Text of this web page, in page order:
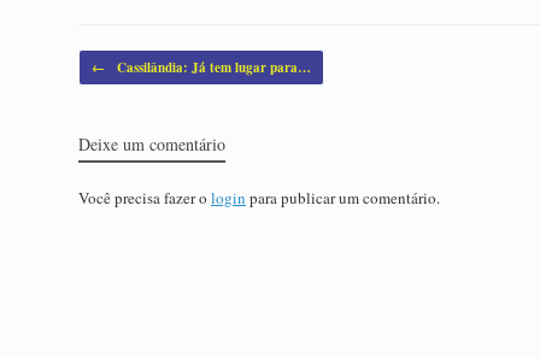
Post navigation
← Cassilândia: Já tem lugar para…
Deixe um comentário
Você precisa fazer o login para publicar um comentário.